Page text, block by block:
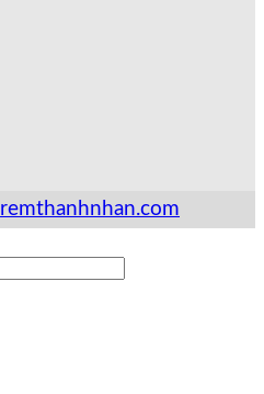
remthanhnhan.com